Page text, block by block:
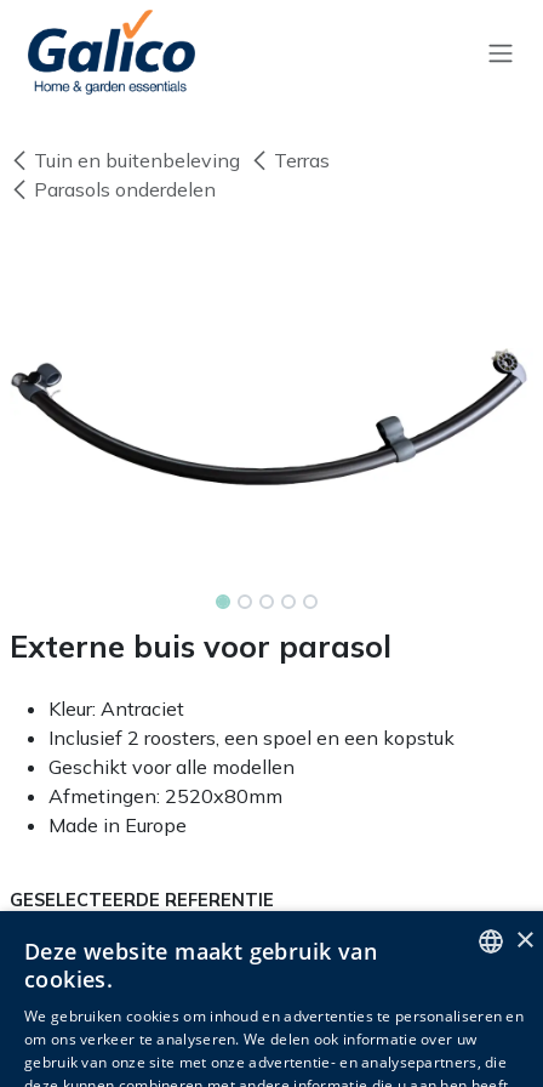
Overslaan naar inhoud
Tuin en buitenbeleving
Terras
Parasols onderdelen
Externe buis voor parasol
Kleur: Antraciet
Inclusief 2 roosters, een spoel en een kopstuk
Geschikt voor alle modellen
Afmetingen: 2520x80mm
Made in Europe
GESELECTEERDE REFERENTIE
SG40000678
Productinfo Verpakkingsinfo Accessoires
DUTCH
×
Deze website maakt gebruik van
cookies.
We gebruiken cookies om inhoud en advertenties te personaliseren en
om ons verkeer te analyseren. We delen ook informatie over uw
gebruik van onze site met onze advertentie- en analysepartners, die